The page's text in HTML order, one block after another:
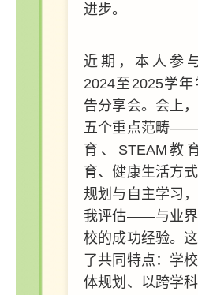
进步。
近期，本人参
2024至2025学
告分享会。会上
五个重点范畴——
育、STEAM教
育、健康生活方
规划与自主学习
我评估——与业界
校的成功经验。
了共同特点：学
体规划、以跨学